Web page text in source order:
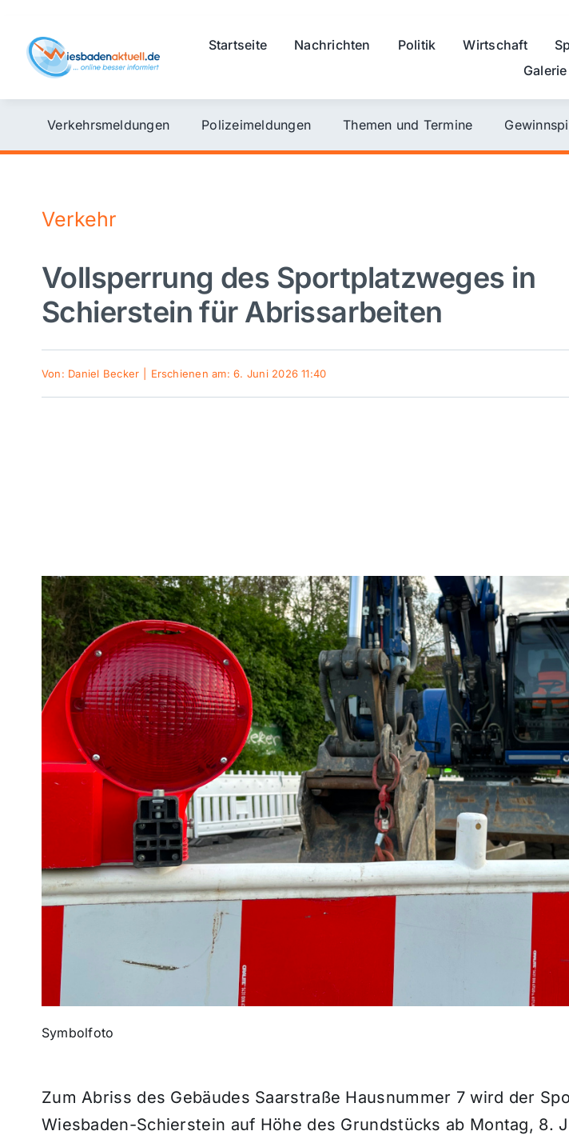
content
Startseite Nachrichten Politik Wirtschaft
Galerie
Verkehrsmeldungen Polizeimeldungen Themen und Termine
Verkehr
Vollsperrung des Sportplatzweges in
Schierstein für Abrissarbeiten
Von: Daniel Becker Erschienen am: 6. Juni 2026 11:40
Symbolfoto
Zum Abriss des Gebäudes Saarstraße Hausnummer 7 wird der
Wiesbaden-Schierstein auf Höhe des Grundstücks ab Montag, 8.